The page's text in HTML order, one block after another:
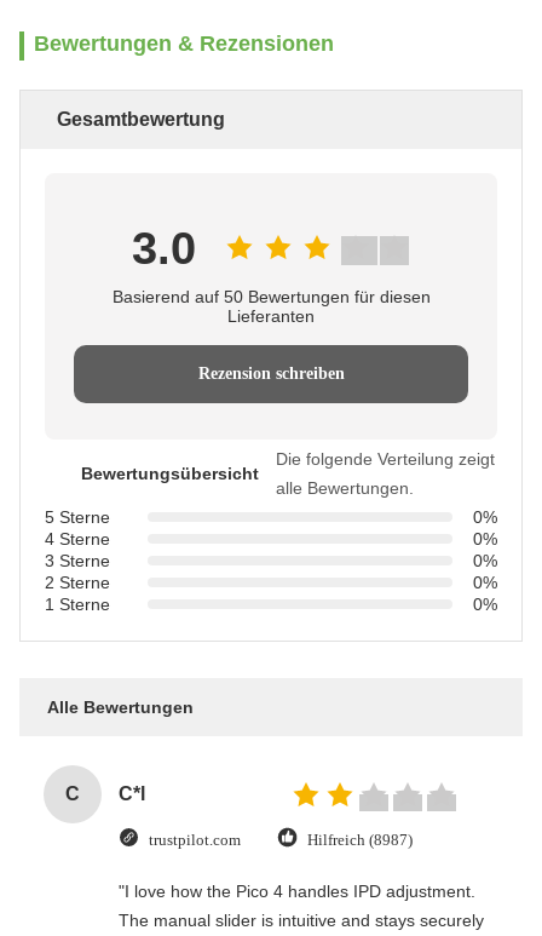
Bewertungen & Rezensionen
Gesamtbewertung
3.0
Basierend auf 50 Bewertungen für diesen
Lieferanten
Rezension schreiben
Bewertungsübersicht
Die folgende Verteilung zeigt
alle Bewertungen.
5 Sterne
0%
4 Sterne
0%
3 Sterne
0%
2 Sterne
0%
1 Sterne
0%
Alle Bewertungen
C C*l
trustpilot.com Hilfreich (8987)
"I love how the Pico 4 handles IPD adjustment.
The manual slider is intuitive and stays securely